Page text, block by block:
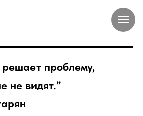
решает проблему,
не видят.”